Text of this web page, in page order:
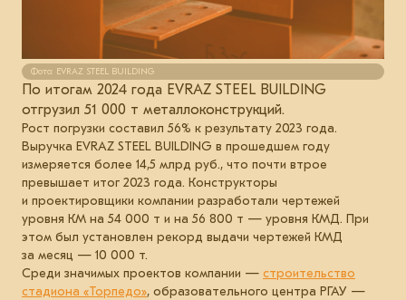
Фото: EVRAZ STEEL BUILDING
По итогам 2024 года EVRAZ STEEL BUILDING
отгрузил 51 000 т металлоконструкций.
Рост погрузки составил 56% к результату 2023 года.
Выручка EVRAZ STEEL BUILDING в прошедшем году
измеряется более 14,5 млрд руб., что почти втрое
превышает итог 2023 года. Конструкторы
и проектировщики компании разработали чертежей
уровня КМ на 54 000 т и на 56 800 т — уровня КМД. При
этом был установлен рекорд выдачи чертежей КМД
за месяц — 10 000 т.
Среди значимых проектов компании — строительство
стадиона «Торпедо», образовательного центра РГАУ —